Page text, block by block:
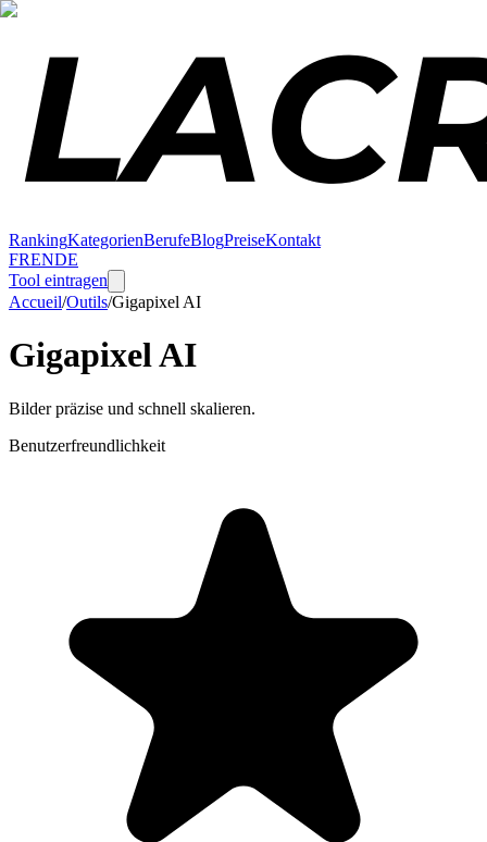
RankingKategorienBerufeBlogPreiseKontakt
FRENDE
Tool eintragen
Accueil/Outils/Gigapixel AI
Gigapixel AI
Bilder präzise und schnell skalieren.
Benutzerfreundlichkeit